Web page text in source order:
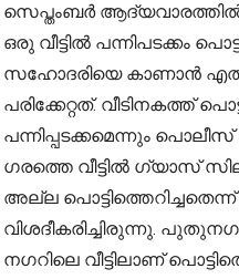
സെപ്തംബർ
ഒരു വീട്ടിൽ പന്നിപടക്കം
സഹോദരിയെ കാണാൻ
പരിക്കേറ്റത്. വീടിനകത്ത്
പന്നിപ്പടക്കമെന്നും
ഗരത്തെ വീട്ടിൽ ഗ്യാസ്
അല്ല
വിശദീകരിച്ചിരുന്നു.
നഗറിലെ വീട്ടിലാണ്